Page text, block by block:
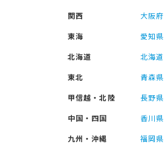
関西
大阪府
東海
愛知県
北海道
北海道
東北
青森県
甲信越・北陸
長野県
中国・四国
香川県
九州・沖縄
福岡県